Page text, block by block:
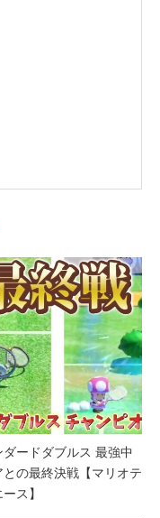
ダードダブルス 最強中
との最終決戦【マリオテ
ス】